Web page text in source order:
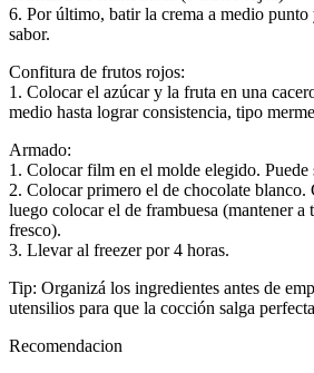
6. Por último, batir la crema a medio
sabor.
Confitura de frutos rojos:
1. Colocar el azúcar y la fruta en una
medio hasta lograr consistencia, tipo
Armado:
1. Colocar film en el molde elegido. Puede
2. Colocar primero el de chocolate
luego colocar el de frambuesa (mantener a
fresco).
3. Llevar al freezer por 4 horas.
Tip: Organizá los ingredientes antes de
utensilios para que la cocción salga
Recomendacion